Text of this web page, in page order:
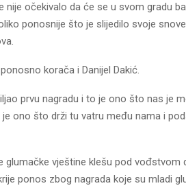
nije očekivalo da će se u svom gradu
ponosnije što je slijedilo svoje
korača i Danijel Dakić.
prvu nagradu i to je ono što nas je
ono što drži tu vatru među nama i
glumačke vještine klešu pod vođstvom
ponos zbog nagrada koje su mladi